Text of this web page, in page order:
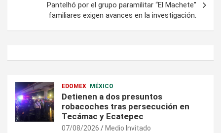
Pantelhó por el grupo paramilitar “El Machete”
familiares exigen avances en la investigación.
EDOMEX MÉXICO
Detienen a dos presuntos
robacoches tras persecución en
Tecámac y Ecatepec
07/08/2026 Medio Invitado